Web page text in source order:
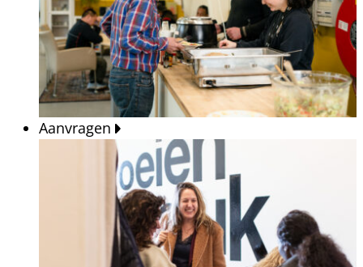
Aanvragen